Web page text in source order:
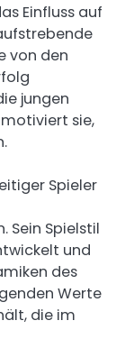
Einfluss auf
von den
jungen
sie,
Spieler
Sein Spielstil
und
des
Werte
die im